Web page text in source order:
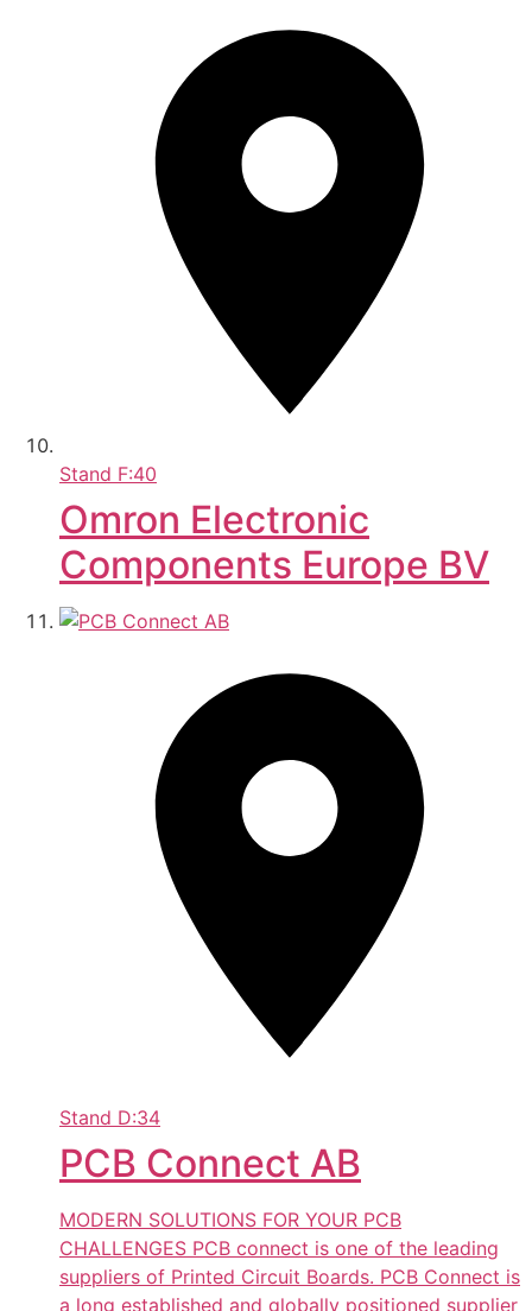
Stand F:40
Omron Electronic
Components Europe BV
Stand D:34
PCB Connect AB
MODERN SOLUTIONS FOR YOUR PCB
CHALLENGES PCB connect is one of the leading
suppliers of Printed Circuit Boards. PCB Connect is
a long established and globally positioned supplier